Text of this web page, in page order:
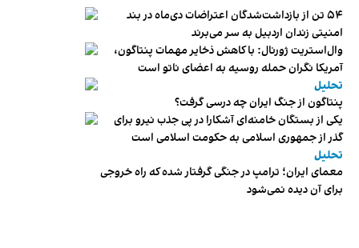
۵۴ تن از بازداشت‌شدگان اعتراضات دی‌ماه در بند
امنیتی زندان اردبیل به سر می‌برند
وال‌استریت ژورنال: با کاهش ذخایر مهمات پنتاگون،
آمریکا نگران حمله روسیه به اعضای ناتو‌ است
تحلیل
پنتاگون از جنگ ایران چه درسی گرفت؟
یکی از بستگان خامنه‌ای آشکارا در پی جذب نیرو برای
گذر از جمهوری اسلامی به حکومت اسلامی است
تحلیل
معمای ایران؛ ترامپ در جنگی گرفتار شده که راه خروجی
برای آن دیده نمی‌شود